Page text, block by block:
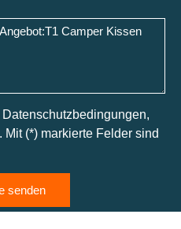
(*) markierte Felder sind
senden